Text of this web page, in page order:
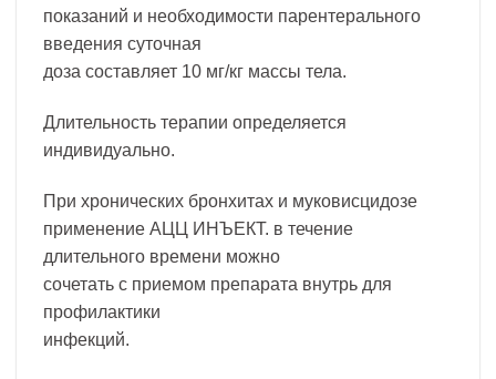
показаний и необходимости парентерального
введения суточная
доза составляет 10 мг/кг массы тела.
Длительность терапии определяется
индивидуально.
При хронических бронхитах и муковисцидозе
применение АЦЦ ИНЪЕКТ. в течение
длительного времени можно
сочетать с приемом препарата внутрь для
профилактики
инфекций.